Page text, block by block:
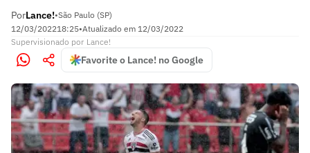
PorLance!•São Paulo (SP)
12/03/202218:25•Atualizado em 12/03/2022
Supervisionado por Lance!
Favorite o Lance! no Google